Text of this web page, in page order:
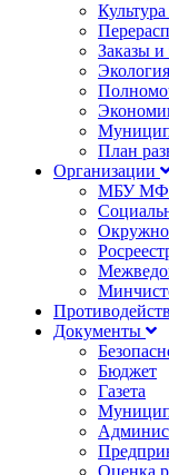
Заказы и
Экология
План
Организации
МБУ
Документы
Бюджет
Газета
Оценка